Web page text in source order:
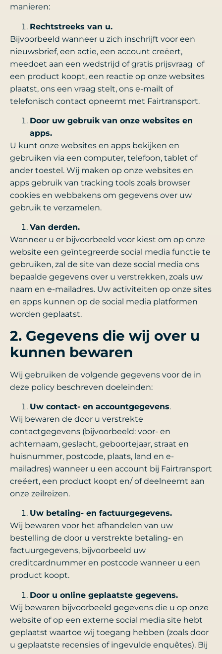
manieren:
Rechtstreeks van u.
Bijvoorbeeld wanneer u zich inschrijft voor een
nieuwsbrief, een actie, een account creëert,
meedoet aan een wedstrijd of gratis prijsvraag of
een product koopt, een reactie op onze websites
plaatst, ons een vraag stelt, ons e-mailt of
telefonisch contact opneemt met Fairtransport.
Door uw gebruik van onze websites en
apps.
U kunt onze websites en apps bekijken en
gebruiken via een computer, telefoon, tablet of
ander toestel. Wij maken op onze websites en
apps gebruik van tracking tools zoals browser
cookies en webbakens om gegevens over uw
gebruik te verzamelen.
Van derden.
Wanneer u er bijvoorbeeld voor kiest om op onze
website een geïntegreerde social media functie te
gebruiken, zal de site van deze social media ons
bepaalde gegevens over u verstrekken, zoals uw
naam en e-mailadres. Uw activiteiten op onze sites
en apps kunnen op de social media platformen
worden geplaatst.
2. Gegevens die wij over u
kunnen bewaren
Wij gebruiken de volgende gegevens voor de in
deze policy beschreven doeleinden:
Uw contact- en accountgegevens.
Wij bewaren de door u verstrekte
contactgegevens (bijvoorbeeld: voor- en
achternaam, geslacht, geboortejaar, straat en
huisnummer, postcode, plaats, land en e-
mailadres) wanneer u een account bij Fairtransport
creëert, een product koopt en/ of deelneemt aan
onze zeilreizen.
Uw betaling- en factuurgegevens.
Wij bewaren voor het afhandelen van uw
bestelling de door u verstrekte betaling- en
factuurgegevens, bijvoorbeeld uw
creditcardnummer en postcode wanneer u een
product koopt.
Door u online geplaatste gegevens.
Wij bewaren bijvoorbeeld gegevens die u op onze
website of op een externe social media site hebt
geplaatst waartoe wij toegang hebben (zoals door
u geplaatste recensies of ingevulde enquêtes). Bij